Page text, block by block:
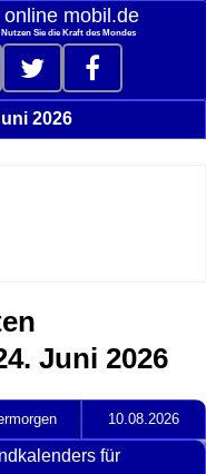
online mobil.de
Sie die Kraft des Mondes
2026
Juni 2026
10.08.2026
für